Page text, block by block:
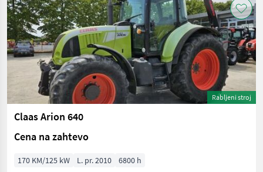
Rabljeni stroj
Claas Arion 640
Cena na zahtevo
170 KM/125 kW L. pr. 2010
6800 h